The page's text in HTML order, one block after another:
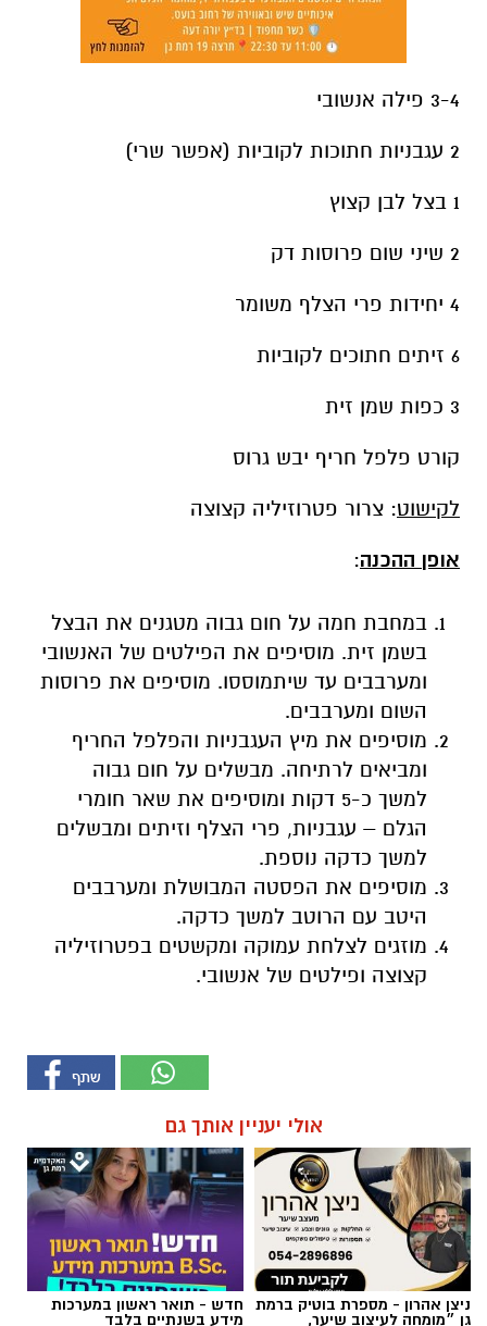
3-4 פילה אנשובי
2 עגבניות חתוכות לקוביות (אפשר שרי)
1 בצל לבן קצוץ
2 שיני שום פרוסות דק
4 יחידות פרי הצלף משומר
6 זיתים חתוכים לקוביות
3 כפות שמן זית
קורט פלפל חריף יבש גרוס
לקישוט: צרור פטרוזיליה קצוצה
אופן ההכנה:
במחבת חמה על חום גבוה מטגנים את הבצל
בשמן זית. מוסיפים את הפילטים של האנשובי
ומערבבים עד שיתמוססו. מוסיפים את פרוסות
השום ומערבבים.
מוסיפים את מיץ העגבניות והפלפל החריף
ומביאים לרתיחה. מבשלים על חום גבוה
למשך כ-5 דקות ומוסיפים את שאר חומרי
הגלם – עגבניות, פרי הצלף וזיתים ומבשלים
למשך כדקה נוספת.
מוסיפים את הפסטה המבושלת ומערבבים
היטב עם הרוטב למשך כדקה.
מוזגים לצלחת עמוקה ומקשטים בפטרוזיליה
קצוצה ופילטים של אנשובי.
אולי יעניין אותך גם
ניצן אהרון - מספרת בוטיק ברמת
גן ״מומחה לעיצוב שיער,
חדש - תואר ראשון במערכות
מידע בשנתיים בלבד